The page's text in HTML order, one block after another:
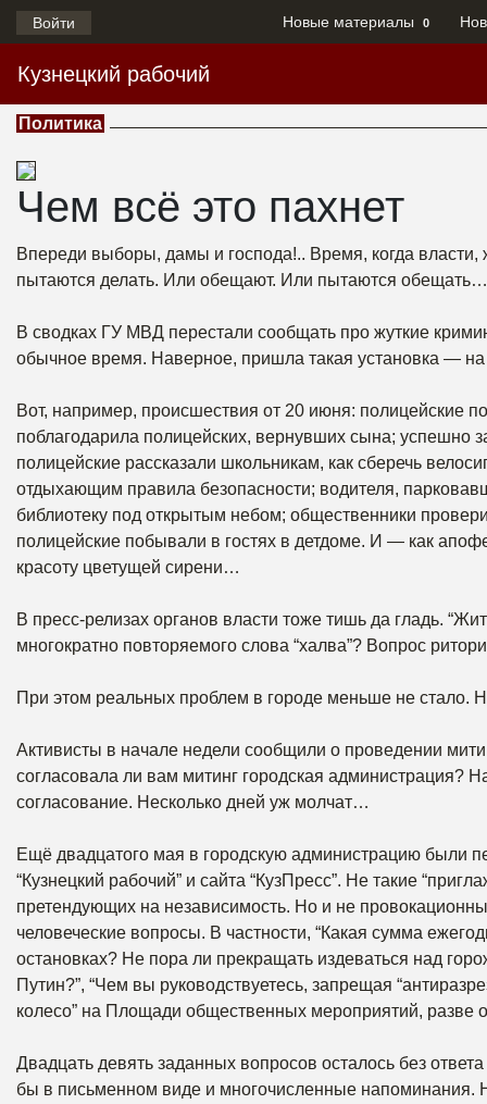
Войти Новые материалы 0
Кузнецкий рабочий
Политика
Чем всё это пахнет
Впереди выборы, дамы и господа!.. Время, когда
пытаются делать. Или обещают. Или пытаются обещать…
В сводках ГУ МВД перестали сообщать про жуткие
обычное время. Наверное, пришла такая установка —
Вот, например, происшествия от 20 июня: полицейские
поблагодарила полицейских, вернувших сына; успешно
полицейские рассказали школьникам, как сберечь
отдыхающим правила безопасности; водителя,
библиотеку под открытым небом; общественники
полицейские побывали в гостях в детдоме. И — как
красоту цветущей сирени…
В пресс-релизах органов власти тоже тишь да гладь.
многократно повторяемого слова “халва”? Вопрос
При этом реальных проблем в городе меньше не стало.
Активисты в начале недели сообщили о проведении
согласовала ли вам митинг городская администрация?
согласование. Несколько дней уж молчат…
Ещё двадцатого мая в городскую администрацию были
“Кузнецкий рабочий” и сайта “КузПресс”. Не такие
претендующих на независимость. Но и не
человеческие вопросы. В частности, “Какая сумма
остановках? Не пора ли прекращать издеваться над
Путин?”, “Чем вы руководствуетесь, запрещая
колесо” на Площади общественных мероприятий, разве
Двадцать девять заданных вопросов осталось без
бы в письменном виде и многочисленные напоминания.